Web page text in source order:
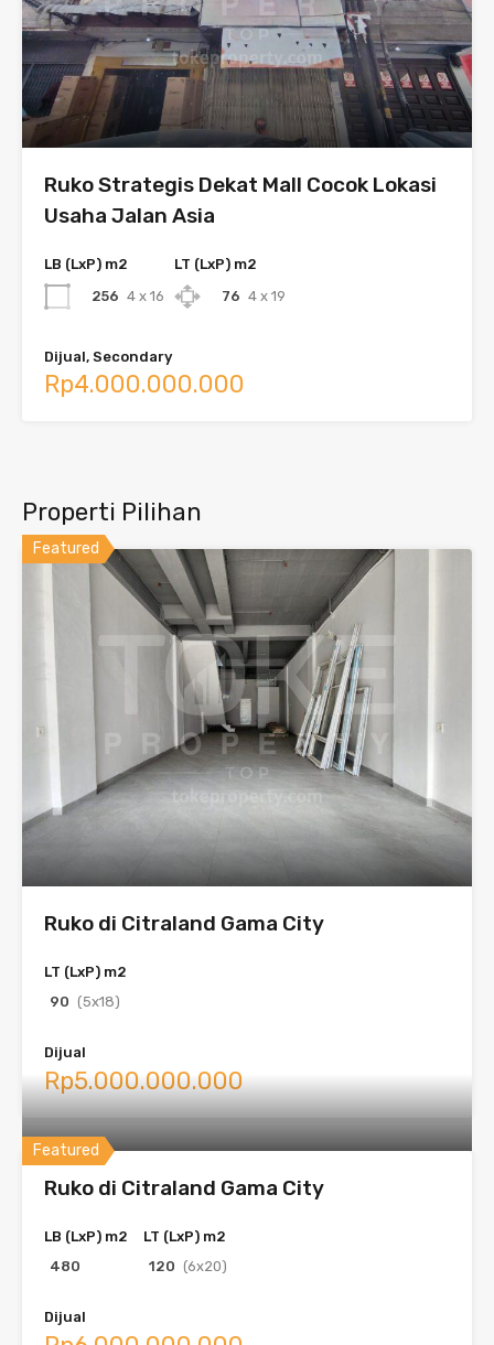
Ruko Strategis Dekat Mall Cocok Lokasi
Usaha Jalan Asia
LB (LxP) m2
256 4 x 16
LT (LxP) m2
76 4 x 19
Dijual, Secondary
Rp4.000.000.000
Properti Pilihan
Featured
Ruko di Citraland Gama City
LT (LxP) m2
90 (5x18)
Dijual
Rp5.000.000.000
Featured
Ruko di Citraland Gama City
LB (LxP) m2
480
LT (LxP) m2
120 (6x20)
Dijual